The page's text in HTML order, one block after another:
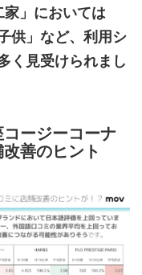
家」においては
供」など、利用シ
く見受けられまし
コージーコーナ
善のヒント